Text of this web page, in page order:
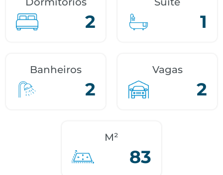
2 1
Banheiros
2
Vagas
2
M²
83